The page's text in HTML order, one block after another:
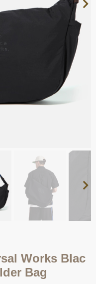
Works Blac
Bag